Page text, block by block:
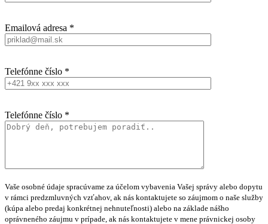
Emailová adresa *
Telefónne číslo *
Telefónne číslo *
Vaše osobné údaje spracúvame za účelom vybavenia Vašej správy alebo dopytu
v rámci predzmluvných vzťahov, ak nás kontaktujete so záujmom o naše služby
(kúpa alebo predaj konkrétnej nehnuteľnosti) alebo na základe nášho
oprávneného záujmu v prípade, ak nás kontaktujete v mene právnickej osoby